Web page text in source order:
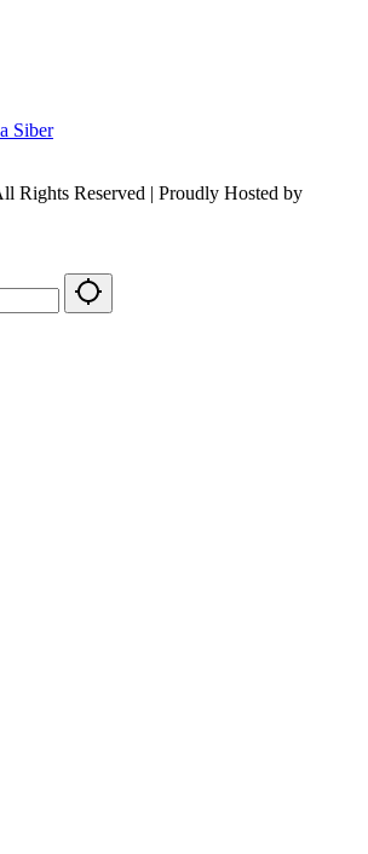
Siber
Rights Reserved | Proudly Hosted by